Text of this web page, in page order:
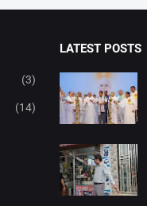
(3)
(14)
LATEST POSTS